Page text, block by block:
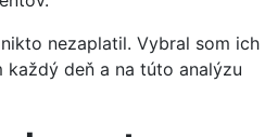
nezaplatil. Vybral som ich
deň a na túto analýzu